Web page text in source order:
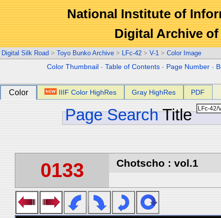
National Institute of
Digital Archive
Digital Silk Road > Toyo Bunko Archive > LFc-42 > V-1 > Color Image
Color Thumbnail -Table of Contents - Page Number -
Color IIIF Color HighRes Gray HighRes PDF
Page Search Title
0133 Chotscho : vol.1